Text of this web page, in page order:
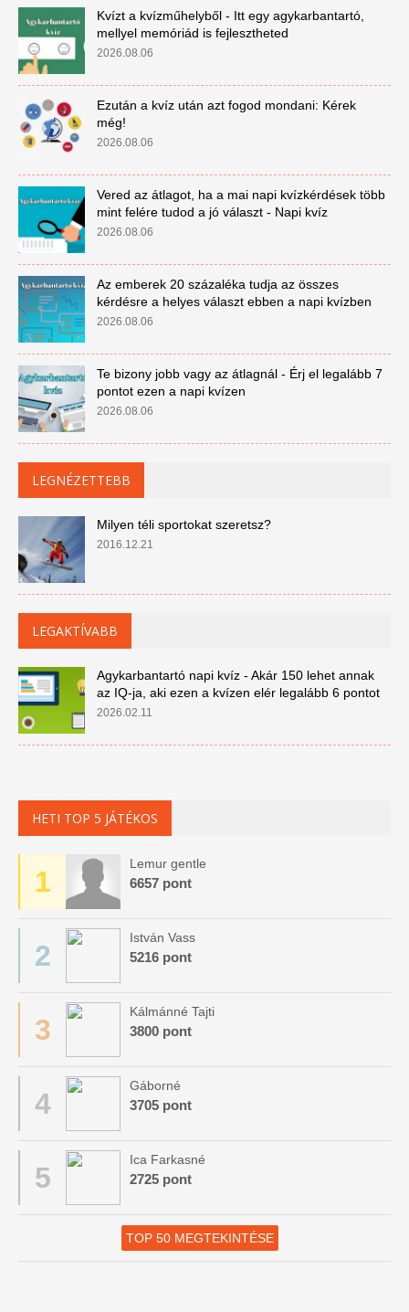
Kvízt a kvízműhelyből - Itt egy agykarbantartó,
mellyel memóriád is fejlesztheted
2026.08.06
Ezután a kvíz után azt fogod mondani: Kérek
még!
2026.08.06
Vered az átlagot, ha a mai napi kvízkérdések több
mint felére tudod a jó választ - Napi kvíz
2026.08.06
Az emberek 20 százaléka tudja az összes
kérdésre a helyes választ ebben a napi kvízben
2026.08.06
Te bizony jobb vagy az átlagnál - Érj el legalább 7
pontot ezen a napi kvízen
2026.08.06
LEGNÉZETTEBB
Milyen téli sportokat szeretsz?
2016.12.21
LEGAKTÍVABB
Agykarbantartó napi kvíz - Akár 150 lehet annak
az IQ-ja, aki ezen a kvízen elér legalább 6 pontot
2026.02.11
HETI TOP 5 JÁTÉKOS
1
Lemur gentle
6657 pont
2
István Vass
5216 pont
3
Kálmánné Tajti
3800 pont
4
Gáborné
3705 pont
5
Ica Farkasné
2725 pont
TOP 50 MEGTEKINTÉSE